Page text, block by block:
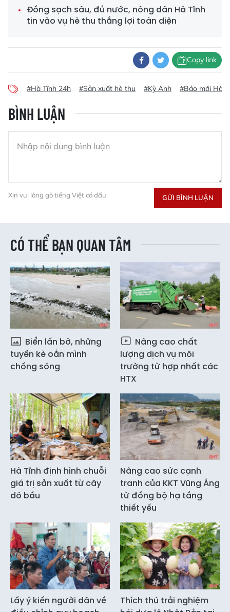
Đồng sạch sâu, đủ nước, nông dân Hà Tĩnh
tin vào vụ hè thu thắng lợi toàn diện
Copy link
#Hà Tĩnh 24h #Sản xuất hè thu #Kỳ Anh #Báo mới Hà
BÌNH LUẬN
Xin vui lòng gõ tiếng Việt có dấu GỬI BÌNH LUẬN
CÓ THỂ BẠN QUAN TÂM
Biển lấn bờ, những
tuyến kè oằn mình
chống sóng
Nâng cao chất
lượng dịch vụ môi
trường từ hợp nhất các
HTX
Hà Tĩnh định hình chuỗi
giá trị sản xuất từ cây
dó bầu
Nâng cao sức cạnh
tranh của KKT Vũng Áng
từ đồng bộ hạ tầng
thiết yếu
Lấy ý kiến người dân về
Thích thú trải nghiệm